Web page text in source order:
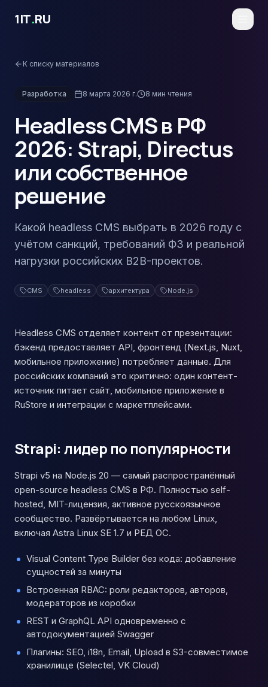
1IT.RU
К списку материалов
Разработка 8 марта 2026 г. 8 мин чтения
Headless CMS в РФ
2026: Strapi, Directus
или собственное
решение
Какой headless CMS выбрать в 2026 году с
учётом санкций, требований ФЗ и реальной
нагрузки российских B2B-проектов.
CMS headless архитектура Node.js
Headless CMS отделяет контент от презентации:
бэкенд предоставляет API, фронтенд (Next.js, Nuxt,
мобильное приложение) потребляет данные. Для
российских компаний это критично: один контент-
источник питает сайт, мобильное приложение в
RuStore и интеграции с маркетплейсами.
Strapi: лидер по популярности
Strapi v5 на Node.js 20 — самый распространённый
open-source headless CMS в РФ. Полностью self-
hosted, MIT-лицензия, активное русскоязычное
сообщество. Развёртывается на любом Linux,
включая Astra Linux SE 1.7 и РЕД ОС.
Visual Content Type Builder без кода: добавление
сущностей за минуты
Встроенная RBAC: роли редакторов, авторов,
модераторов из коробки
REST и GraphQL API одновременно с
автодокументацией Swagger
Плагины: SEO, i18n, Email, Upload в S3-совместимое
хранилище (Selectel, VK Cloud)